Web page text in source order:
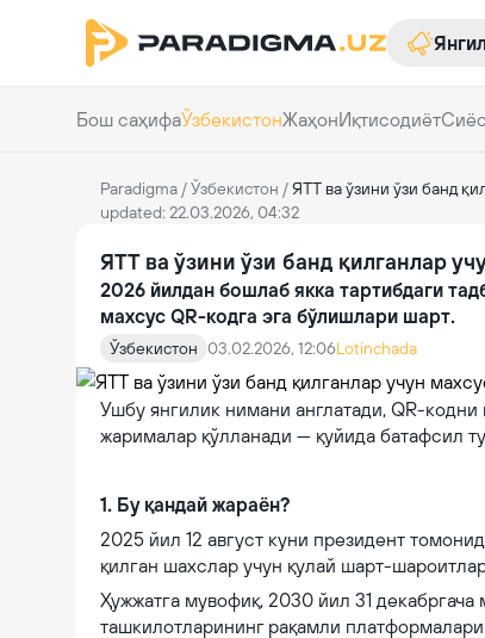
Бош саҳифаЎзбекистонЖаҳонИқтисодиёт
Paradigma /Ўзбекистон /ЯТТ ва ўзини ўзи банд
updated: 22.03.2026, 04:32
ЯТТ ва ўзини ўзи банд қилганлар
2026 йилдан бошлаб якка тартибдаги
махсус QR-кодга эга бўлишлари шарт.
Ўзбекистон 03.02.2026, 12:06Lotinchada
Ушбу янгилик нимани англатади, QR-
жарималар қўлланади — қуйида батафсил
1. Бу қандай жараён?
2025 йил 12 август куни президент
қилган шахслар учун қулай шарт-
Ҳужжатга мувофиқ, 2030 йил 31
ташкилотларининг рақамли